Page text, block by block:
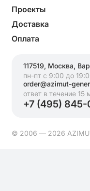
Проекты
Доставка
Оплата
117519, Москва,
пн-пт с 9:00 до
order@azimut-
ответ в течение 15
+7 (495) 845-
© 2006 — 2026